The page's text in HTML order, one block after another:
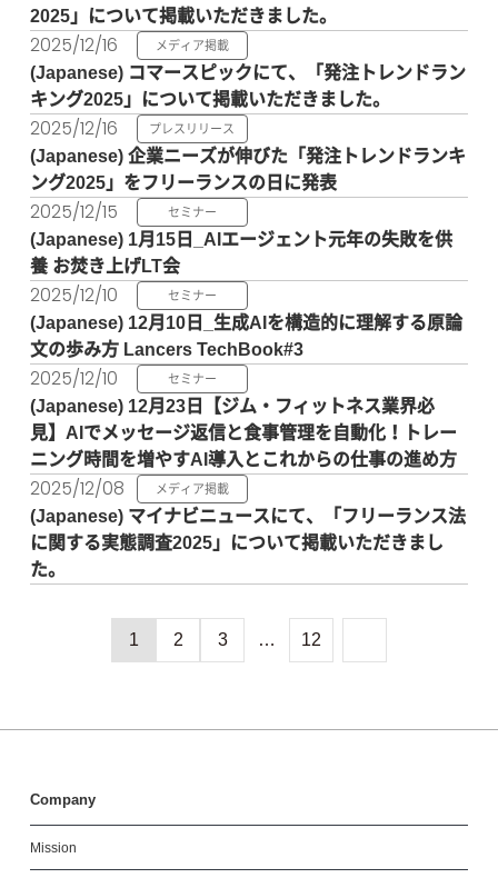
2025」について掲載いただきました。
2025/12/16 メディア掲載
コマースピックにて、「発注トレンドラン
キング2025」について掲載いただきました。
2025/12/16 プレスリリース
企業ニーズが伸びた「発注トレンドランキ
ング2025」をフリーランスの日に発表
2025/12/15 セミナー
1月15日_AIエージェント元年の失敗を供
養 お焚き上げLT会
2025/12/10 セミナー
12月10日_生成AIを構造的に理解する原論
文の歩み方 Lancers TechBook#3
2025/12/10 セミナー
12月23日【ジム・フィットネス業界必
見】AIでメッセージ返信と食事管理を自動化！トレー
ニング時間を増やすAI導入とこれからの仕事の進め方
2025/12/08 メディア掲載
マイナビニュースにて、「フリーランス法
に関する実態調査2025」について掲載いただきまし
た。
1 2 3 … 12
Company
Mission